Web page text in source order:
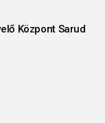
Központ Sarud